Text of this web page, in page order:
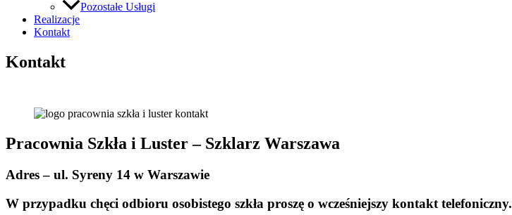
Pozostałe Usługi
Realizacje
Kontakt
Kontakt
Pracownia Szkła i Luster – Szklarz Warszawa
Adres – ul. Syreny 14 w Warszawie
W przypadku chęci odbioru osobistego szkła proszę o wcześniejszy kontakt telefoniczny.